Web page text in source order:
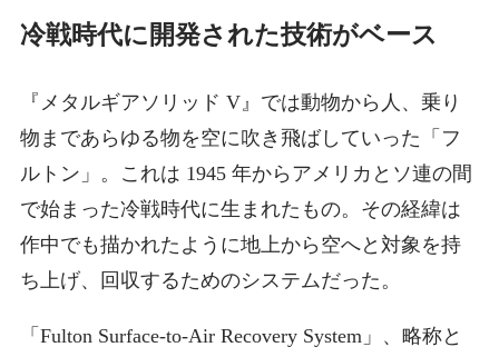
冷戦時代に開発された技術がベース
『メタルギアソリッド V』では動物から人、乗り
物まであらゆる物を空に吹き飛ばしていった「フ
ルトン」。これは 1945 年からアメリカとソ連の間
で始まった冷戦時代に生まれたもの。その経緯は
作中でも描かれたように地上から空へと対象を持
ち上げ、回収するためのシステムだった。
「Fulton Surface-to-Air Recovery System」、略称と